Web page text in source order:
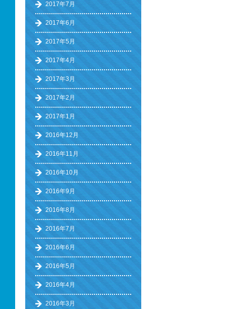
2017年7月
2017年6月
2017年5月
2017年4月
2017年3月
2017年2月
2017年1月
2016年12月
2016年11月
2016年10月
2016年9月
2016年8月
2016年7月
2016年6月
2016年5月
2016年4月
2016年3月